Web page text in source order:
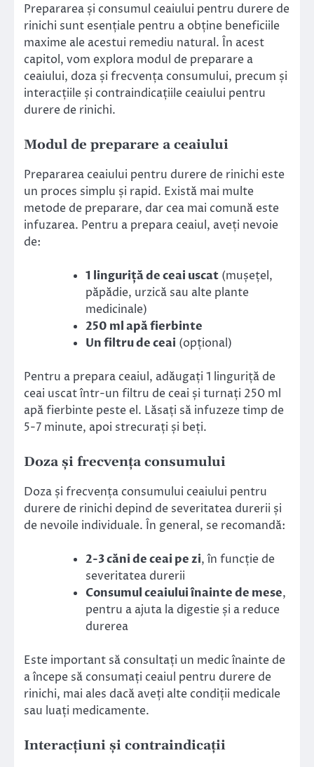
Prepararea și consumul ceaiului pentru durere de
rinichi sunt esențiale pentru a obține beneficiile
maxime ale acestui remediu natural. În acest
capitol, vom explora modul de preparare a
ceaiului, doza și frecvența consumului, precum și
interacțiile și contraindicațiile ceaiului pentru
durere de rinichi.
Modul de preparare a ceaiului
Prepararea ceaiului pentru durere de rinichi este
un proces simplu și rapid. Există mai multe
metode de preparare, dar cea mai comună este
infuzarea. Pentru a prepara ceaiul, aveți nevoie
de:
1 linguriță de ceai uscat (mușețel,
păpădie, urzică sau alte plante
medicinale)
250 ml apă fierbinte
Un filtru de ceai (opțional)
Pentru a prepara ceaiul, adăugați 1 linguriță de
ceai uscat într-un filtru de ceai și turnați 250 ml
apă fierbinte peste el. Lăsați să infuzeze timp de
5-7 minute, apoi strecurați și beți.
Doza și frecvența consumului
Doza și frecvența consumului ceaiului pentru
durere de rinichi depind de severitatea durerii și
de nevoile individuale. În general, se recomandă:
2-3 căni de ceai pe zi, în funcție de
severitatea durerii
Consumul ceaiului înainte de mese,
pentru a ajuta la digestie și a reduce
durerea
Este important să consultați un medic înainte de
a începe să consumați ceaiul pentru durere de
rinichi, mai ales dacă aveți alte condiții medicale
sau luați medicamente.
Interacțiuni și contraindicații